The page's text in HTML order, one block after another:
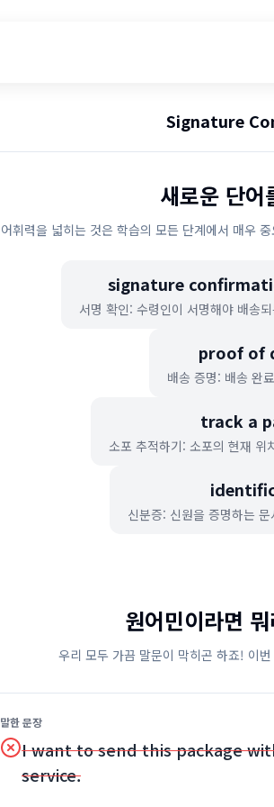
Signature
새로운 단어
어휘력을 넓히는 것은 학습의 모든 단계에서 매우
signature
서명 확인: 수령인이 서명해야 배송
proof of
배송 증명: 배송 완
track a
소포 추적하기: 소포의 현재 위
신분증: 신원을 증명하는
원어민이라면
우리 모두 가끔 말문이 막히곤 하죠! 이
말한 문장
I want to send this package
service.